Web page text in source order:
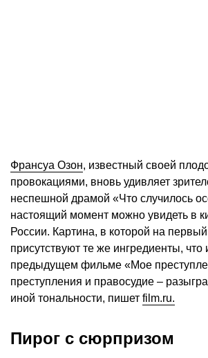
Франсуа Озон, известный своей
провокациями, вновь удивляет
неспешной драмой «Что случилось
настоящий момент можно увидеть в
России. Картина, в которой на первый
присутствуют те же ингредиенты, что
предыдущем фильме «Мое
преступления и правосудие –
иной тональности, пишет film.ru.
Пирог с сюрпризом